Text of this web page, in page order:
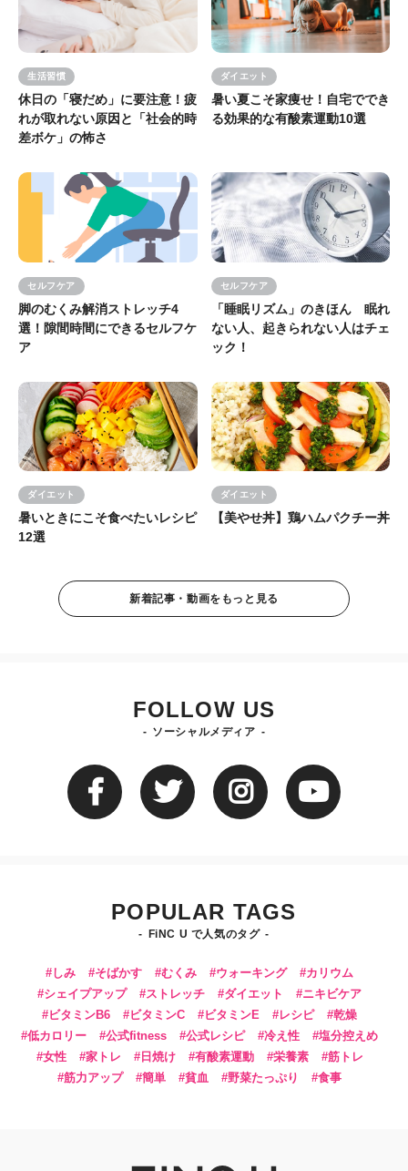
生活習慣
休日の「寝だめ」に要注意！疲
れが取れない原因と「社会的時
差ボケ」の怖さ
ダイエット
暑い夏こそ家痩せ！自宅ででき
る効果的な有酸素運動10選
セルフケア
脚のむくみ解消ストレッチ4
選！隙間時間にできるセルフケ
ア
セルフケア
「睡眠リズム」のきほん 眠れ
ない人、起きられない人はチェ
ック！
ダイエット
暑いときにこそ食べたいレシピ
12選
ダイエット
【美やせ丼】鶏ハムパクチー丼
新着記事・動画をもっと見る
FOLLOW US
ソーシャルメディア
POPULAR TAGS
FiNC U で人気のタグ
しみ そばかす むくみ ウォーキング
カリウム
シェイプアップ
ストレッチ ダイエット
ニキビケア
ビタミンB6
ビタミンC ビタミンE レシピ
乾燥
低カロリー
公式fitness 公式レシピ 冷え性
塩分控えめ
女性
家トレ 日焼け 有酸素運動 栄養素
筋トレ
筋力アップ
簡単 貧血 野菜たっぷり 食事